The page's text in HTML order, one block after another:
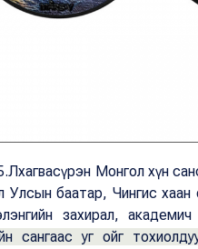
Б.Лхагвасүрэн Монгол хүн
Улсын баатар, Чингис
захирал,
сангаас уг ойг